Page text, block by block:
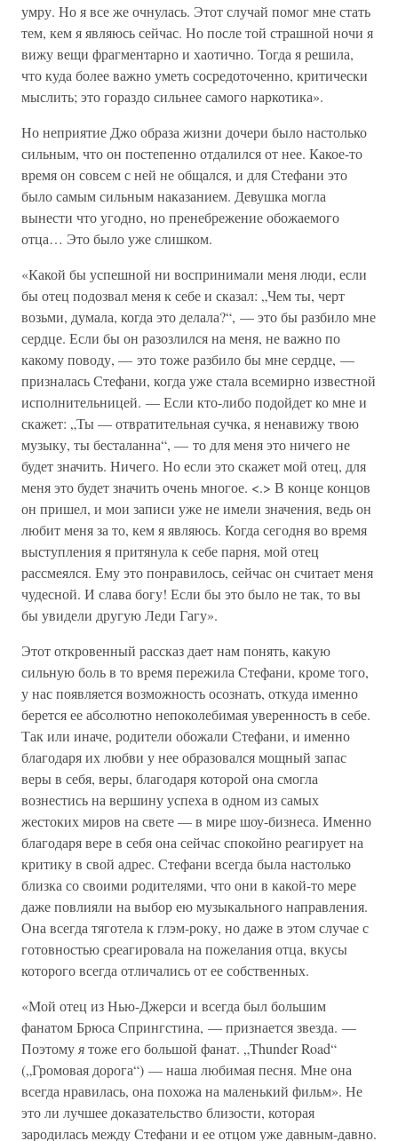
умру. Но я все же очнулась. Этот случай помог мне стать
тем, кем я являюсь сейчас. Но после той страшной ночи я
вижу вещи фрагментарно и хаотично. Тогда я решила,
что куда более важно уметь сосредоточенно, критически
мыслить; это гораздо сильнее самого наркотика».
Но неприятие Джо образа жизни дочери было настолько
сильным, что он постепенно отдалился от нее. Какое-то
время он совсем с ней не общался, и для Стефани это
было самым сильным наказанием. Девушка могла
вынести что угодно, но пренебрежение обожаемого
отца… Это было уже слишком.
«Какой бы успешной ни воспринимали меня люди, если
бы отец подозвал меня к себе и сказал: „Чем ты, черт
возьми, думала, когда это делала?“, — это бы разбило мне
сердце. Если бы он разозлился на меня, не важно по
какому поводу, — это тоже разбило бы мне сердце, —
призналась Стефани, когда уже стала всемирно известной
исполнительницей. — Если кто-либо подойдет ко мне и
скажет: „Ты — отвратительная сучка, я ненавижу твою
музыку, ты бесталанна“, — то для меня это ничего не
будет значить. Ничего. Но если это скажет мой отец, для
меня это будет значить очень многое. <.> В конце концов
он пришел, и мои записи уже не имели значения, ведь он
любит меня за то, кем я являюсь. Когда сегодня во время
выступления я притянула к себе парня, мой отец
рассмеялся. Ему это понравилось, сейчас он считает меня
чудесной. И слава богу! Если бы это было не так, то вы
бы увидели другую Леди Гагу».
Этот откровенный рассказ дает нам понять, какую
сильную боль в то время пережила Стефани, кроме того,
у нас появляется возможность осознать, откуда именно
берется ее абсолютно непоколебимая уверенность в себе.
Так или иначе, родители обожали Стефани, и именно
благодаря их любви у нее образовался мощный запас
веры в себя, веры, благодаря которой она смогла
вознестись на вершину успеха в одном из самых
жестоких миров на свете — в мире шоу-бизнеса. Именно
благодаря вере в себя она сейчас спокойно реагирует на
критику в свой адрес. Стефани всегда была настолько
близка со своими родителями, что они в какой-то мере
даже повлияли на выбор ею музыкального направления.
Она всегда тяготела к глэм-року, но даже в этом случае с
готовностью среагировала на пожелания отца, вкусы
которого всегда отличались от ее собственных.
«Мой отец из Нью-Джерси и всегда был большим
фанатом Брюса Спрингстина, — признается звезда. —
Поэтомуятоже его большой фанат. „Thunder Road“
(„Громовая дорога“) — наша любимая песня. Мне она
всегда нравилась, она похожа на маленький фильм». Не
это ли лучшее доказательство близости, которая
зародилась между Стефани и ее отцом уже давным-давно.